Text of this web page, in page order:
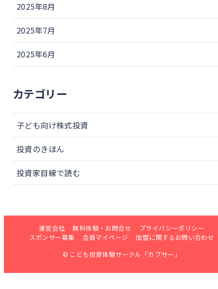
2025年8月
2025年7月
2025年6月
カテゴリー
子ども向け株式投資
投資のきほん
投資家目線で読む
運営会社 無料体験・お問合せ
プライバシーポリシー
スポンサー募集
会員マイページ
加盟に関するお問い合わせ
© こども投資体験サークル「カブサー」